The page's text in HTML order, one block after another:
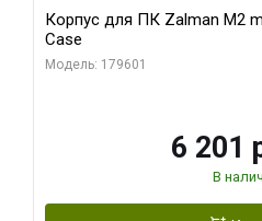
Корпус для ПК Zalman M2
Case
Модель: 179601
6 201
В